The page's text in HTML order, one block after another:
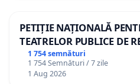
PETIȚIE NAȚIONALĂ
TEATRELOR PUBLICE DE
ROMÂNIA
1 754 semnături
1 754 Semnături / 7 zile
1 Aug 2026